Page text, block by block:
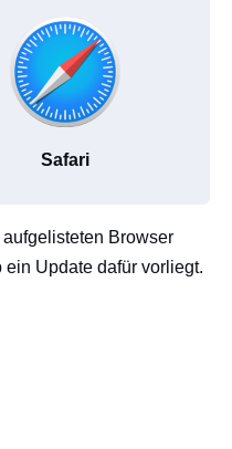
Safari
Browser
Update dafür vorliegt.